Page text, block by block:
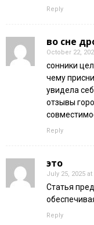
Reply
во сне
October 22,
сонники
чему
увидела
отзывы
Reply
это
July 25, 2025 at
Статья
Reply